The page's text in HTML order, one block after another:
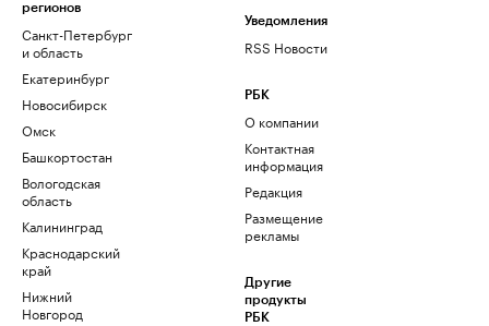
регионов
Санкт-Петербург
и область
Екатеринбург
Новосибирск
Омск
Башкортостан
Вологодская
область
Калининград
Краснодарский
край
Нижний
Новгород
Уведомления
RSS Новости
РБК
О компании
Контактная
информация
Редакция
Размещение
рекламы
Другие
продукты
РБК